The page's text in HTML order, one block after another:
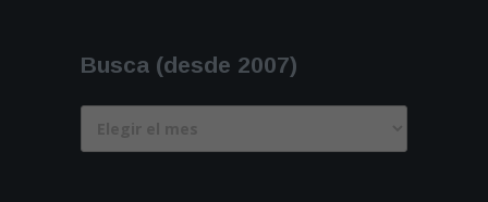
Busca (desde 2007)
(desde